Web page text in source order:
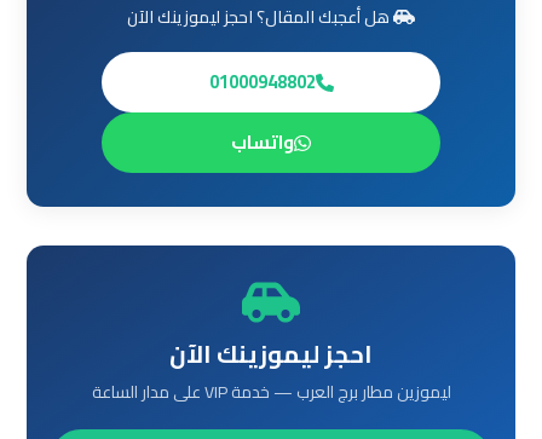
هل أعجبك المقال؟ احجز ليموزينك الآن
01000948802
واتساب
احجز ليموزينك الآن
ليموزين مطار برج العرب — خدمة VIP على مدار الساعة
مطار